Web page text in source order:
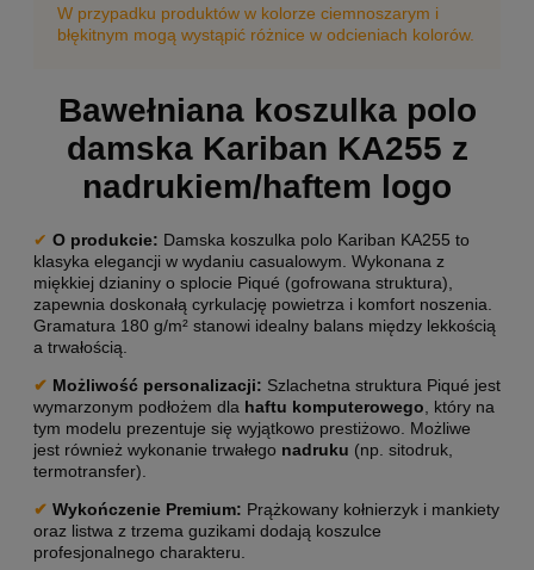
W przypadku produktów w kolorze ciemnoszarym i
błękitnym mogą wystąpić różnice w odcieniach kolorów.
Bawełniana koszulka polo
damska Kariban KA255 z
nadrukiem/haftem logo
✔ O produkcie: Damska koszulka polo Kariban KA255 to
klasyka elegancji w wydaniu casualowym. Wykonana z
miękkiej dzianiny o splocie Piqué (gofrowana struktura),
zapewnia doskonałą cyrkulację powietrza i komfort noszenia.
Gramatura 180 g/m² stanowi idealny balans między lekkością
a trwałością.
✔ Możliwość personalizacji: Szlachetna struktura Piqué jest
wymarzonym podłożem dla haftu komputerowego , który na
tym modelu prezentuje się wyjątkowo prestiżowo. Możliwe
jest również wykonanie trwałego nadruku (np. sitodruk,
termotransfer).
✔ Wykończenie Premium: Prążkowany kołnierzyk i mankiety
oraz listwa z trzema guzikami dodają koszulce
profesjonalnego charakteru.